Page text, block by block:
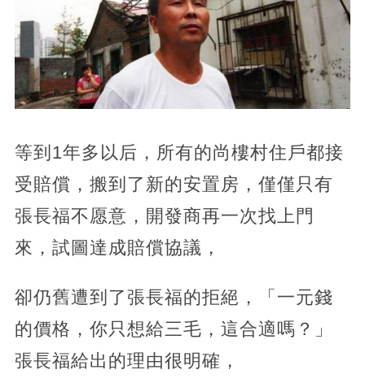
等到1年多以后，所有的尚樓村住戶都接
受賠償，搬到了新的安置房，僅僅只有
張長福不愿意，開發商再一次找上門
來，試圖達成賠償協議，
卻仍舊遭到了張長福的拒絕，「一元錢
的價格，你只想給三毛，這合適嗎？」
張長福給出的理由很明確，